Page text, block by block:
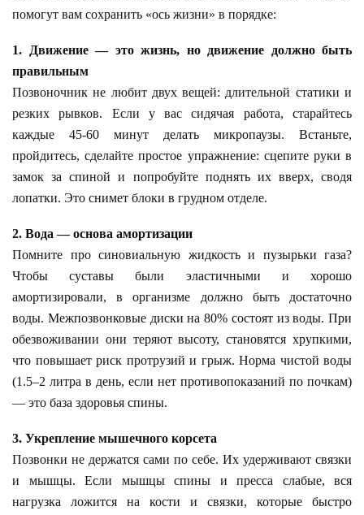
помогут вам сохранить «ось жизни» в порядке:
1. Движение — это жизнь, но движение должно быть
правильным
Позвоночник не любит двух вещей: длительной статики и
резких рывков. Если у вас сидячая работа, старайтесь
каждые 45-60 минут делать микропаузы. Встаньте,
пройдитесь, сделайте простое упражнение: сцепите руки в
замок за спиной и попробуйте поднять их вверх, сводя
лопатки. Это снимет блоки в грудном отделе.
2. Вода — основа амортизации
Помните про синовиальную жидкость и пузырьки газа?
Чтобы суставы были эластичными и хорошо
амортизировали, в организме должно быть достаточно
воды. Межпозвонковые диски на 80% состоят из воды. При
обезвоживании они теряют высоту, становятся хрупкими,
что повышает риск протрузий и грыж. Норма чистой воды
(1.5–2 литра в день, если нет противопоказаний по почкам)
— это база здоровья спины.
3. Укрепление мышечного корсета
Позвонки не держатся сами по себе. Их удерживают связки
и мышцы. Если мышцы спины и пресса слабые, вся
нагрузка ложится на кости и связки, которые быстро